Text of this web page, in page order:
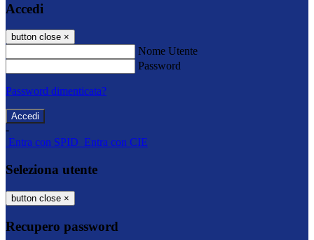
Accedi
button close ×
Nome Utente
Password
Password dimenticata?
-
Entra con SPID Entra con CIE
Seleziona utente
button close ×
Recupero password